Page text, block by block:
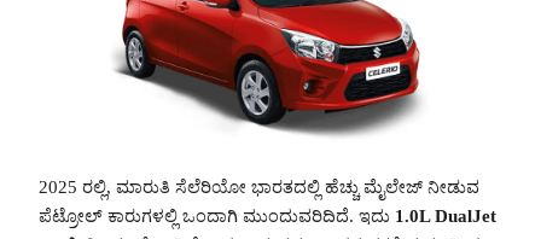
2025 ರಲ್ಲಿ, ಮಾರುತಿ ಸೆಲೆರಿಯೋ ಭಾರತದಲ್ಲಿ ಹೆಚ್ಚು ಮೈಲೇಜ್ ನೀಡುವ
ಪೆಟ್ರೋಲ್ ಕಾರುಗಳಲ್ಲಿ ಒಂದಾಗಿ ಮುಂದುವರಿದಿದೆ. ಇದು 1.0L DualJet